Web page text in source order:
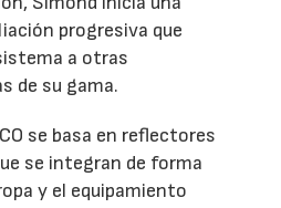
progresiva que
a otras
de su gama.
se basa en reflectores
se integran de forma
y el equipamiento